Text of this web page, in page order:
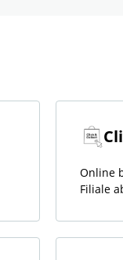
Online
Filiale